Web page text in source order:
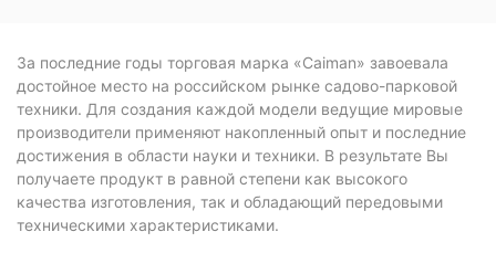
За последние годы торговая марка «Caiman» завоевала
достойное место на российском рынке садово-парковой
техники. Для создания каждой модели ведущие мировые
производители применяют накопленный опыт и последние
достижения в области науки и техники. В результате Вы
получаете продукт в равной степени как высокого
качества изготовления, так и обладающий передовыми
техническими характеристиками.